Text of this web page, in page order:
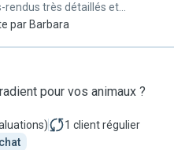
rendus très détaillés et
s'est très bien passé !"
par Barbara
pour vos animaux ?
) 1 client régulier